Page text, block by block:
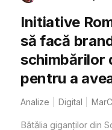
Initiative
să facă
schimbărilor
pentru a
Analize Digital
Bătălia giganților din